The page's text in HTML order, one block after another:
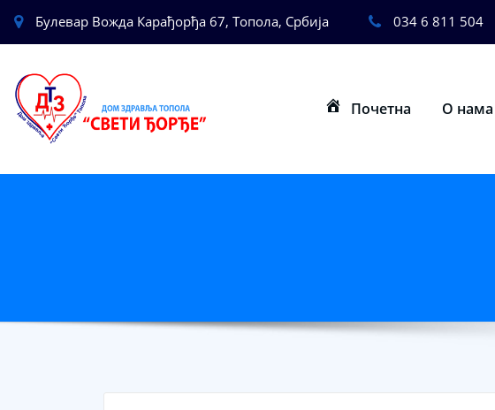
Булевар Вожда Карађорђа 67, Топола, Србија 034 6 811 504
Почетна О нама